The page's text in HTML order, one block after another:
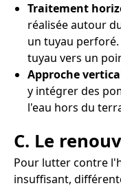
Traitement
réalisée autour
un tuyau perforé.
tuyau vers un
Approche
y intégrer des
l'eau hors du
C. Le
Pour lutter contre
insuffisant,